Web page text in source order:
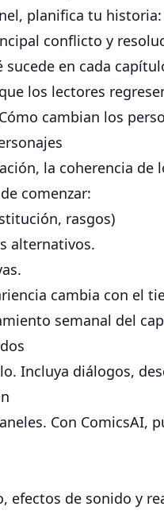
planifica tu historia:
conflicto y
sucede en cada
los lectores
cambian los
la coherencia de
comenzar:
rasgos)
alternativos.
cambia con el
semanal del
Incluya diálogos,
Con ComicsAI,
efectos de sonido y